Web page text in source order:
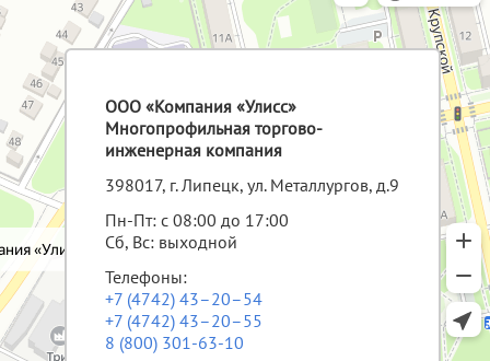
ООО «Компания «Улисс»
Многопрофильная торгово-
инженерная компания
398017, г. Липецк, ул. Металлургов, д.9
Пн-Пт: с 08:00 до 17:00
Сб, Вс: выходной
Телефоны:
+7 (4742) 43–20–54
+7 (4742) 43–20–55
8 (800) 301-63-10